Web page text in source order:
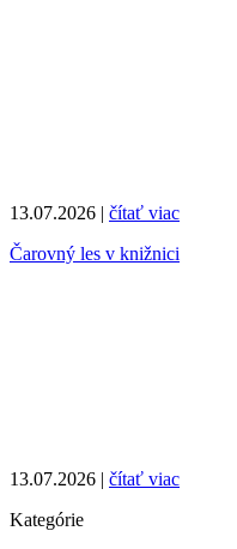
13.07.2026 | čítať viac
Čarovný les v knižnici
13.07.2026 | čítať viac
Kategórie